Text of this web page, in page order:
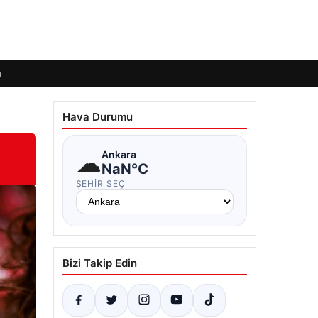
Hava Durumu
☁Ankara
NaN°C
ŞEHIR SEÇ
Bizi Takip Edin